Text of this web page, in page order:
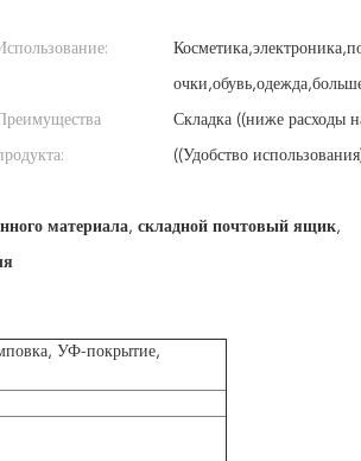
Складка ((ниже расходы
((Удобство
материала, складной почтовый ящик,
УФ-покрытие,